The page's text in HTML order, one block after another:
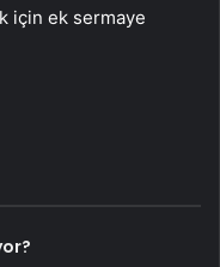
için ek sermaye